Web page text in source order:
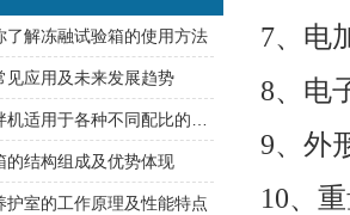
7、电
8、电
9、外
10、
了解冻融试验箱的使用方法
见应用及未来发展趋势
的结构组成及优势体现
护室的工作原理及性能特点